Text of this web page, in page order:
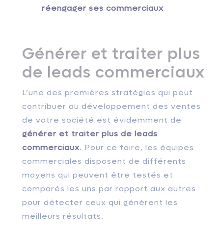
réengager ses commerciaux
Générer et traiter plus
de leads commerciaux
L’une des premières stratégies qui peut
contribuer au développement des ventes
de votre société est évidemment de
générer et traiter plus de leads
commerciaux. Pour ce faire, les équipes
commerciales disposent de différents
moyens qui peuvent être testés et
comparés les uns par rapport aux autres
pour détecter ceux qui génèrent les
meilleurs résultats.